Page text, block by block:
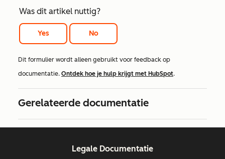
Was dit artikel nuttig?
Yes No
Dit formulier wordt alleen gebruikt voor feedback op
documentatie. Ontdek hoe je hulp krijgt met HubSpot.
Gerelateerde documentatie
Legale Documentatie